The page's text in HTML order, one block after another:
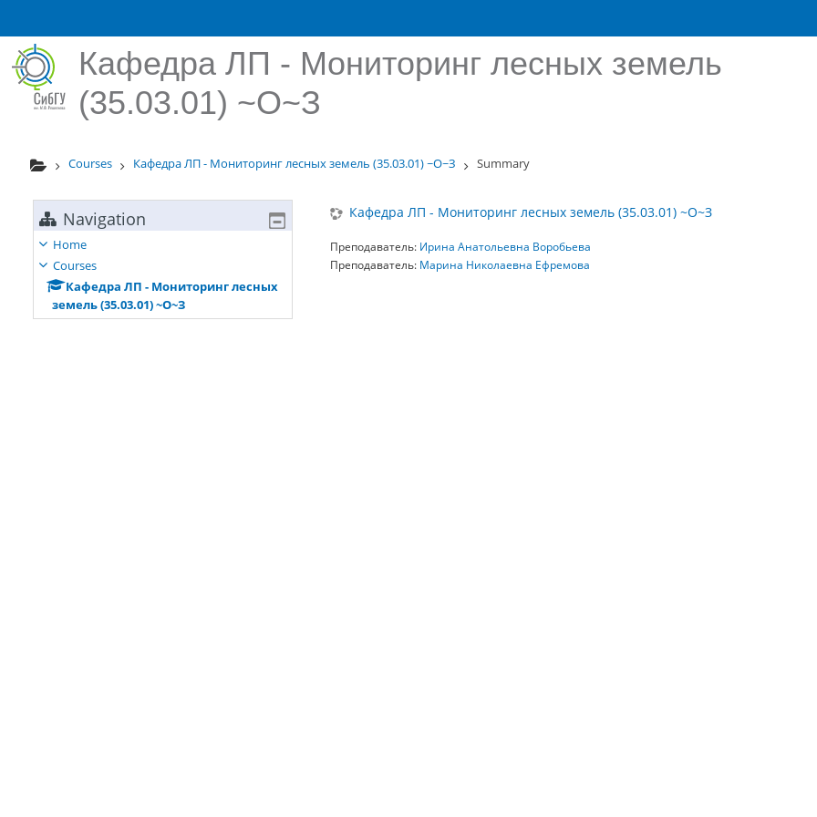
Кафедра ЛП - Мониторинг лесных земель
(35.03.01) ~О~З
Courses Кафедра ЛП - Мониторинг лесных земель (35.03.01) ~О~З Summary
Кафедра ЛП - Мониторинг лесных земель (35.03.01) ~О~З
Преподаватель: Ирина Анатольевна Воробьева
Преподаватель: Марина Николаевна Ефремова
Navigation
Home
Courses
Кафедра ЛП - Мониторинг лесных
земель (35.03.01) ~О~З